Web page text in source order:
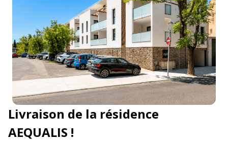
Livraison de la résidence
AEQUALIS !